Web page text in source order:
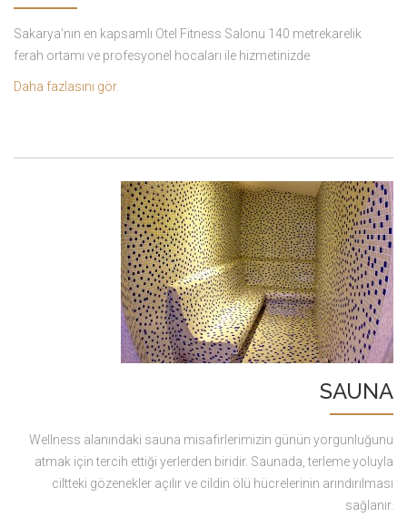
Sakarya’nın en kapsamlı Otel Fitness Salonu 140 metrekarelik
ferah ortamı ve profesyonel hocaları ile hizmetinizde
Daha fazlasını gör.
SAUNA
Wellness alanındaki sauna misafirlerimizin günün yorgunluğunu
atmak için tercih ettiği yerlerden biridir. Saunada, terleme yoluyla
ciltteki gözenekler açılır ve cildin ölü hücrelerinin arındırılması
sağlanır.